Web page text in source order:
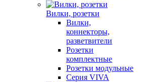
Вилки, розетки
Вилки,
коннекторы,
разветвители
Розетки
комплектные
Розетки модульные
Серия VIVA